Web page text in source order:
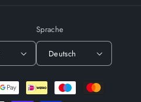
Sprache
Deutsch